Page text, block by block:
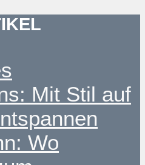
Mit Stil auf
Wo